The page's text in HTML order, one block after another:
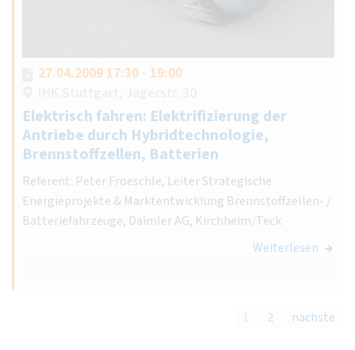
27.04.2009 17:30 - 19:00
Elektrisch fahren: Elektrifizierung der
Antriebe durch Hybridtechnologie,
Brennstoffzellen, Batterien
Referent: Peter Froeschle, Leiter Strategische
Energieprojekte & Marktentwicklung Brennstoffzellen- /
Batteriefahrzeuge, Daimler AG, Kirchheim/Teck
Weiterlesen
1 2 nächste